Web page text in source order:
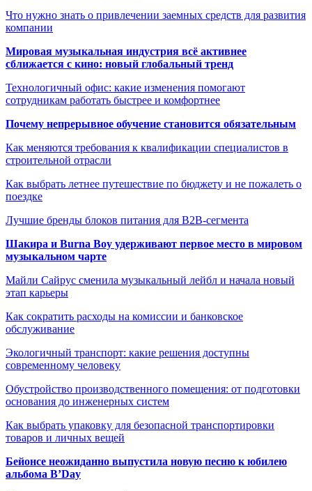
Что нужно знать о привлечении заемных средств для развития
компании
Мировая музыкальная индустрия всё активнее
сближается с кино: новый глобальный тренд
Технологичный офис: какие изменения помогают
сотрудникам работать быстрее и комфортнее
Почему непрерывное обучение становится обязательным
Как меняются требования к квалификации специалистов в
строительной отрасли
Как выбрать летнее путешествие по бюджету и не пожалеть о
поездке
Лучшие бренды блоков питания для B2B-сегмента
Шакира и Burna Boy удерживают первое место в мировом
музыкальном чарте
Майли Сайрус сменила музыкальный лейбл и начала новый
этап карьеры
Как сократить расходы на комиссии и банковское
обслуживание
Экологичный транспорт: какие решения доступны
современному человеку
Обустройство производственного помещения: от подготовки
основания до инженерных систем
Как выбрать упаковку для безопасной транспортировки
товаров и личных вещей
Бейонсе неожиданно выпустила новую песню к юбилею
альбома B’Day